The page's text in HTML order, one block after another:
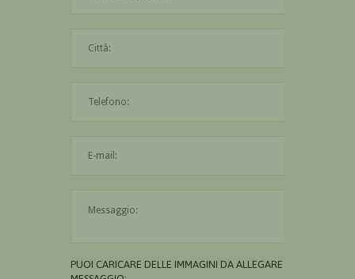
PUOI CARICARE DELLE IMMAGINI DA ALLEGARE AL